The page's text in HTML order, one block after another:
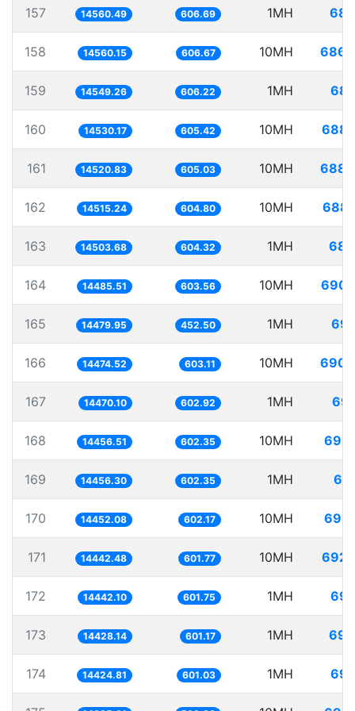
157 14560.49 606.69 1MH
158 14560.15 606.67 10MH
159 14549.26 606.22 1MH
160 14530.17 605.42 10MH
161 14520.83 605.03 10MH
162 14515.24 604.80 10MH
163 14503.68 604.32 1MH
164 14485.51 603.56 10MH
165 14479.95 452.50 1MH
166 14474.52 603.11 10MH
167 14470.10 602.92 1MH
168 14456.51 602.35 10MH
169 14456.30 602.35 1MH
170 14452.08 602.17 10MH
171 14442.48 601.77 10MH
172 14442.10 601.75 1MH
173 14428.14 601.17 1MH
174 14424.81 601.03 1MH